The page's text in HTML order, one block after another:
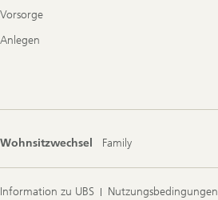
Vorsorge
Anlegen
Wohnsitzwechsel Family
Information zu UBS Nutzungsbedingungen